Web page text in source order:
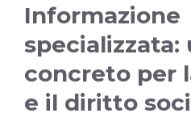
Informazione
specializzata:
concreto per
e il diritto